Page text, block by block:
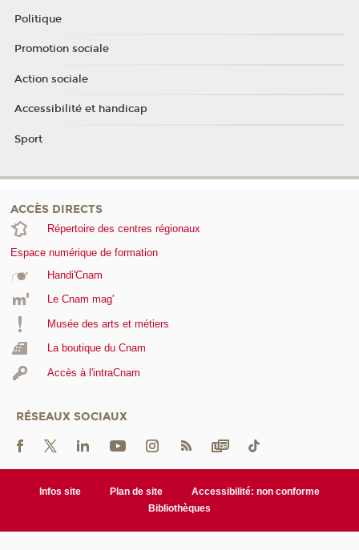
Politique
Promotion sociale
Action sociale
Accessibilité et handicap
Sport
ACCÈS DIRECTS
Répertoire des centres régionaux
Espace numérique de formation
Handi'Cnam
Le Cnam mag'
Musée des arts et métiers
La boutique du Cnam
Accès à l'intraCnam
RÉSEAUX SOCIAUX
Infos site Plan de site
Accessibilité: non conforme
Bibliothèques